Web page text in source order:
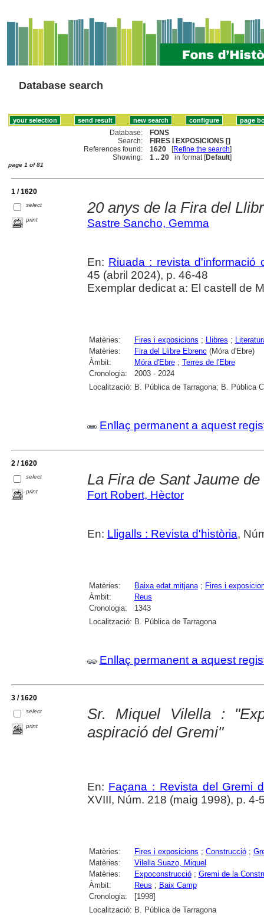
Database search
Database:
FONS
Search:
FIRES I EXPOSICIONS []
References found:
1620 [Refine the search]
Showing:
1 .. 20 in format [Default]
page 1 of 81
1 / 1620
select
print
20 anys de la Fira del
Sastre Sancho, Gemma
En: Riuada : revista d'informació
45 (abril 2024), p. 46-48
Exemplar dedicat a: El castell de
Matèries: Fires i exposicions ; Llibres ;
Matèries:
Fira del Llibre Ebrenc (Móra d'Ebre)
Àmbit:
Móra d'Ebre; Terres de l'Ebre
Cronologia:
2003 - 2024
Localització: B. Pública de Tarragona; B. Pública
Enllaç permanent a aquest
2 / 1620
select
print
La Fira de Sant Jaume
Fort Robert, Hèctor
En: Lligalls : Revista d'història,
Matèries: Baixa edat mitjana; Fires i
Àmbit:
Reus
Cronologia:
1343
Localització: B. Pública de Tarragona
Enllaç permanent a aquest
3 / 1620
select
print
Sr. Miquel Vilella :
aspiració del Gremi"
En: Façana : Revista del Gremi
XVIII, Núm. 218 (maig 1998), p. 4-
Matèries: Fires i exposicions ; Construcció;
Matèries:
Vilella Suazo, Miquel
Matèries:
Expoconstrucció; Gremi de la
Àmbit:
Reus ; Baix Camp
Cronologia:
[1998]
Localització: B. Pública de Tarragona